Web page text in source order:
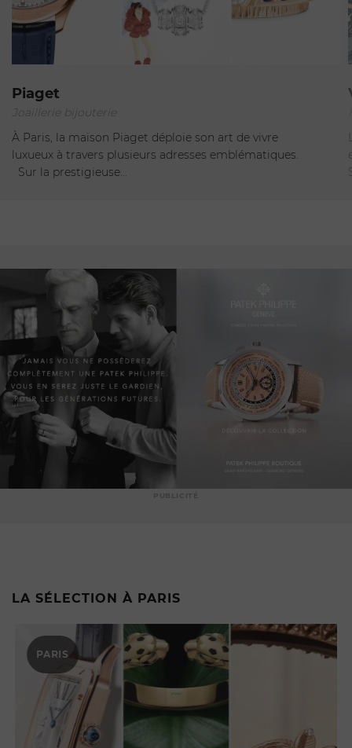
Paris
Ouvert
Piaget
Joaillerie bijouterie
À Paris, la maison Piaget déploie son art de vivre
luxueux à travers plusieurs adresses emblématiques.
Sur la prestigieuse…
LA SÉLECTION À PARIS
PARIS